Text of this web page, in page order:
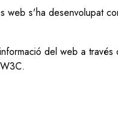
web s'ha desenvolupat
del web a